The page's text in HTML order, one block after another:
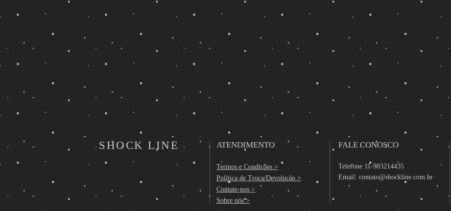
SHOCK LINE ATENDIMENTO
Termos e Condições >
Política de Troca/Devolução >
Contate-nos >
Sobre nós >
FALE CONOSCO
Telefone 11-983214435
Email: contato@shockline.com.br